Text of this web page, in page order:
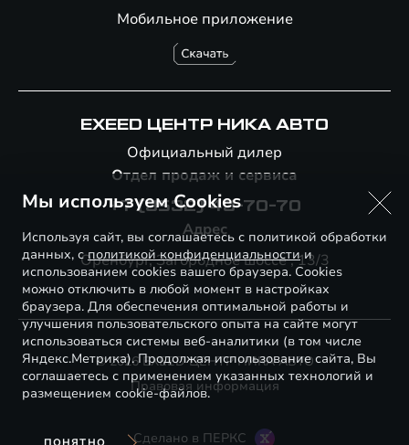
Мобильное приложение
EXEED ЦЕНТР НИКА АВТО
Официальный дилер
Отдел продаж и сервиса
+7 (3532) 43-70-70
Адрес
Оренбург, Загородное шоссе , 13/3
© 2026 EXEED ЦЕНТР НИКА АВТО
Правовая информация
Сделано в ПЕРКС
Мы используем Cookies
Используя сайт, вы соглашаетесь с политикой обработки
данных, сполитикой конфиденциальностии
использованием cookies вашего браузера. Cookies
можно отключить в любой момент в настройках
браузера. Для обеспечения оптимальной работы и
улучшения пользовательского опыта на сайте могут
использоваться системы веб-аналитики (в том числе
Яндекс.Метрика). Продолжая использование сайта, Вы
соглашаетесь с применением указанных технологий и
размещением cookie-файлов.